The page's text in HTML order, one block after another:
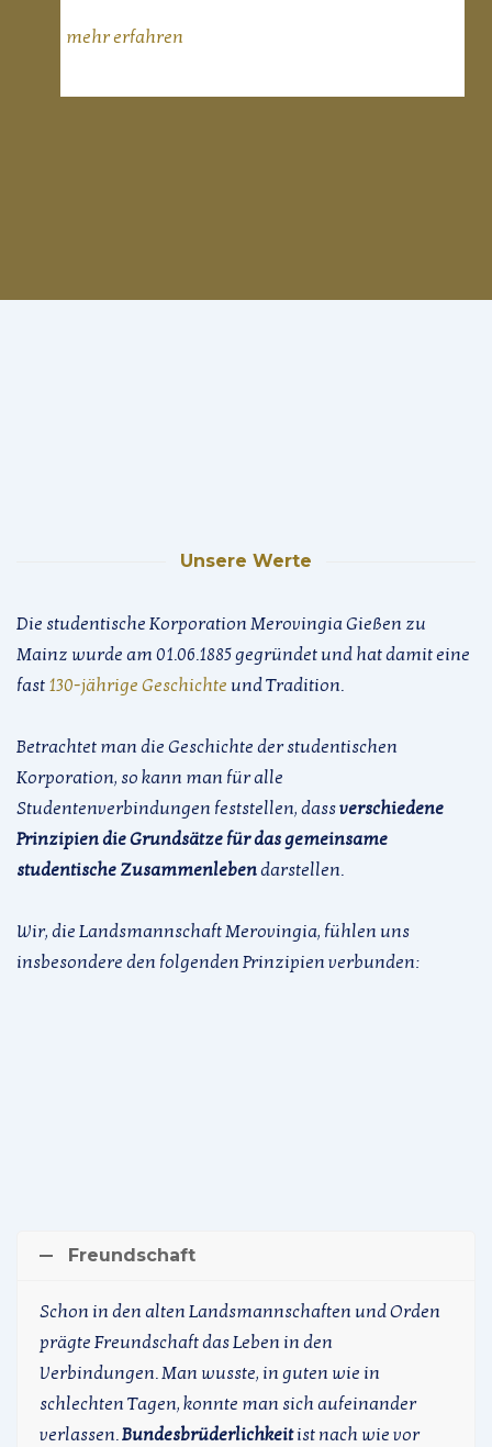
mehr erfahren
Unsere Werte
Die studentische Korporation Merovingia Gießen zu
Mainz wurde am 01.06.1885 gegründet und hat damit eine
fast 130-jährige Geschichte und Tradition.
Betrachtet man die Geschichte der studentischen
Korporation, so kann man für alle
Studentenverbindungen feststellen, dassverschiedene
Prinzipien die Grundsätze für das gemeinsame
studentische Zusammenlebendarstellen.
Wir, die Landsmannschaft Merovingia, fühlen uns
insbesondere den folgenden Prinzipien verbunden:
Freundschaft
Schon in den alten Landsmannschaften und Orden
prägte Freundschaft das Leben in den
Verbindungen. Man wusste, in guten wie in
schlechten Tagen, konnte man sich aufeinander
verlassen.Bundesbrüderlichkeitist nach wie vor